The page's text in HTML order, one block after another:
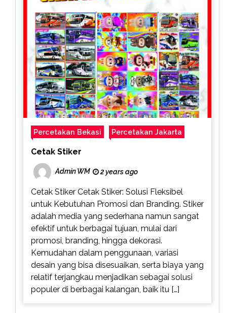
Percetakan Bekasi Percetakan Jakarta
Cetak Stiker
Admin WM 2 years ago
Cetak Stiker Cetak Stiker: Solusi Fleksibel
untuk Kebutuhan Promosi dan Branding. Stiker
adalah media yang sederhana namun sangat
efektif untuk berbagai tujuan, mulai dari
promosi, branding, hingga dekorasi.
Kemudahan dalam penggunaan, variasi
desain yang bisa disesuaikan, serta biaya yang
relatif terjangkau menjadikan sebagai solusi
populer di berbagai kalangan, baik itu […]